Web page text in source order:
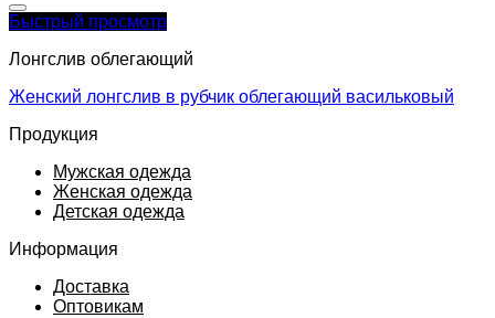
Быстрый просмотр
Лонгслив облегающий
Женский лонгслив в рубчик облегающий васильковый
Продукция
Мужская одежда
Женская одежда
Детская одежда
Информация
Доставка
Оптовикам